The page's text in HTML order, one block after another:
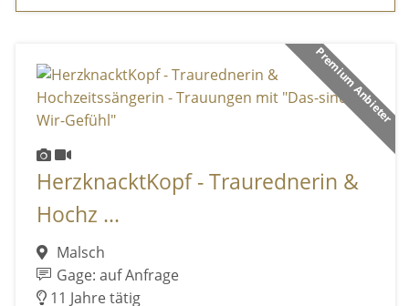
Premium Anbieter
HerzknacktKopf - Traurednerin &
Hochz ...
Malsch
Gage: auf Anfrage
11 Jahre tätig